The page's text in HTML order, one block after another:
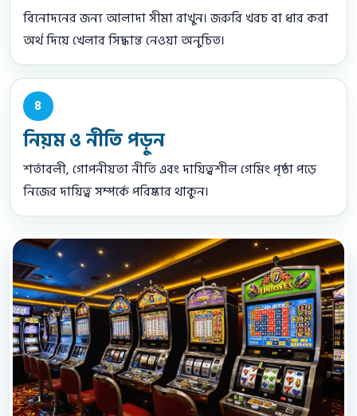
বিনোদনের জন্য আলাদা সীমা রাখুন। জরুরি খরচ বা ধার করা
অর্থ দিয়ে খেলার সিদ্ধান্ত নেওয়া অনুচিত।
৪
নিয়ম ও নীতি পড়ুন
শর্তাবলী, গোপনীয়তা নীতি এবং দায়িত্বশীল গেমিং পৃষ্ঠা পড়ে
নিজের দায়িত্ব সম্পর্কে পরিষ্কার থাকুন।